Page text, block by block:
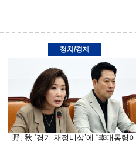
정치/경제
野, 秋 ‘경기 재정비상’에 “李대통령이